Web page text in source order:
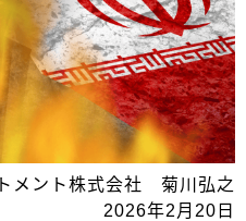
メント株式会社 菊川弘之
2026年2月20日